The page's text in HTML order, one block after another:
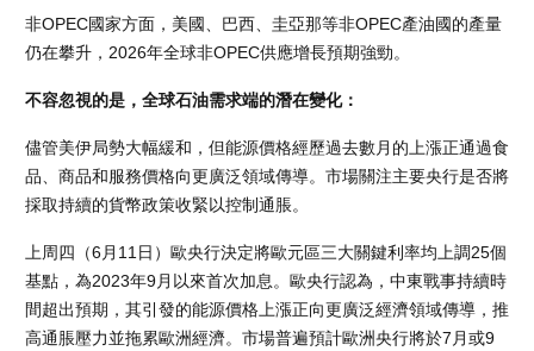
非OPEC國家方面，美國、巴西、圭亞那等非OPEC產油國的產量
仍在攀升，2026年全球非OPEC供應增長預期強勁。
不容忽視的是，全球石油需求端的潛在變化：
儘管美伊局勢大幅緩和，但能源價格經歷過去數月的上漲正通過食
品、商品和服務價格向更廣泛領域傳導。市場關注主要央行是否將
採取持續的貨幣政策收緊以控制通脹。
上周四（6月11日）歐央行決定將歐元區三大關鍵利率均上調25個
基點，為2023年9月以來首次加息。歐央行認為，中東戰事持續時
間超出預期，其引發的能源價格上漲正向更廣泛經濟領域傳導，推
高通脹壓力並拖累歐洲經濟。市場普遍預計歐洲央行將於7月或9